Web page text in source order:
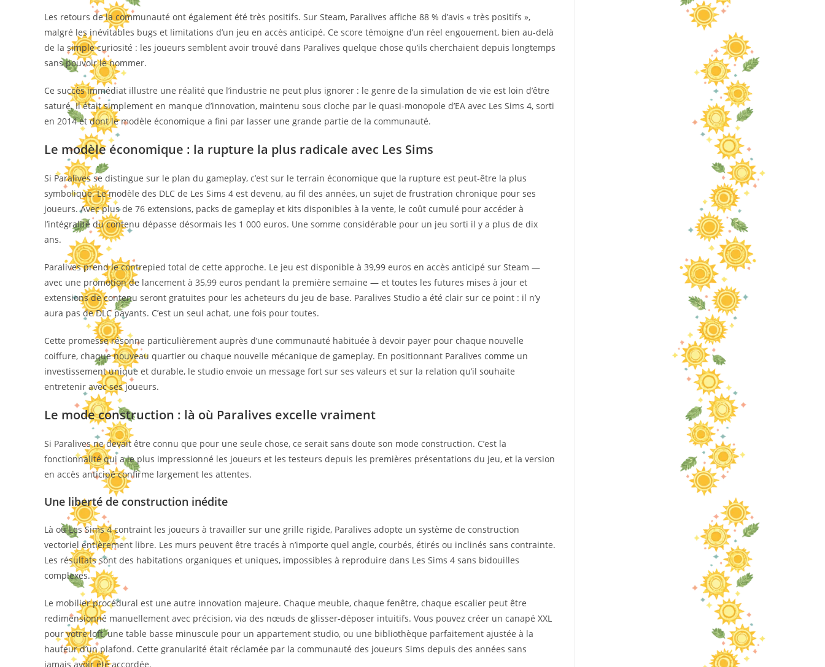
Les retours de la communauté ont également été très positifs. Sur Steam, Paralives affiche 88 % d’avis « très positifs »,
malgré les inévitables bugs et limitations d’un jeu en accès anticipé. Ce score témoigne d’un réel engouement, bien au-delà
de la simple curiosité : les joueurs semblent avoir trouvé dans Paralives quelque chose qu’ils cherchaient depuis longtemps
sans pouvoir le nommer.
Ce succès immédiat illustre une réalité que l’industrie ne peut plus ignorer : le genre de la simulation de vie est loin d’être
saturé. Il était simplement en manque d’innovation, maintenu sous cloche par le quasi-monopole d’EA avec Les Sims 4, sorti
en 2014 et dont le modèle économique a fini par lasser une grande partie de la communauté.
Le modèle économique : la rupture la plus radicale avec Les Sims
Si Paralives se distingue sur le plan du gameplay, c’est sur le terrain économique que la rupture est peut-être la plus
symbolique. Le modèle des DLC de Les Sims 4 est devenu, au fil des années, un sujet de frustration chronique pour ses
joueurs. Avec plus de 76 extensions, packs de gameplay et kits disponibles à la vente, le coût cumulé pour accéder à
l’intégralité du contenu dépasse désormais les 1 000 euros. Une somme considérable pour un jeu sorti il y a plus de dix
ans.
Paralives prend le contrepied total de cette approche. Le jeu est disponible à 39,99 euros en accès anticipé sur Steam —
avec une promotion de lancement à 35,99 euros pendant la première semaine — et toutes les futures mises à jour et
extensions de contenu seront gratuites pour les acheteurs du jeu de base. Paralives Studio a été clair sur ce point : il n’y
aura pas de DLC payants. C’est un seul achat, une fois pour toutes.
Cette promesse résonne particulièrement auprès d’une communauté habituée à devoir payer pour chaque nouvelle
coiffure, chaque nouveau quartier ou chaque nouvelle mécanique de gameplay. En positionnant Paralives comme un
investissement unique et durable, le studio envoie un message fort sur ses valeurs et sur la relation qu’il souhaite
entretenir avec ses joueurs.
Le mode construction : là où Paralives excelle vraiment
Si Paralives ne devait être connu que pour une seule chose, ce serait sans doute son mode construction. C’est la
fonctionnalité qui a le plus impressionné les joueurs et les testeurs depuis les premières présentations du jeu, et la version
en accès anticipé confirme largement les attentes.
Une liberté de construction inédite
Là où Les Sims 4 contraint les joueurs à travailler sur une grille rigide, Paralives adopte un système de construction
vectoriel entièrement libre. Les murs peuvent être tracés à n’importe quel angle, courbés, étirés ou inclinés sans contrainte.
Les résultats sont des habitations organiques et uniques, impossibles à reproduire dans Les Sims 4 sans bidouilles
complexes.
Le mobilier procédural est une autre innovation majeure. Chaque meuble, chaque fenêtre, chaque escalier peut être
redimensionné manuellement avec précision, via des nœuds de glisser-déposer intuitifs. Vous pouvez créer un canapé XXL
pour votre loft, une table basse minuscule pour un appartement studio, ou une bibliothèque parfaitement ajustée à la
hauteur d’un plafond. Cette granularité était réclamée par la communauté des joueurs Sims depuis des années sans
jamais avoir été accordée.